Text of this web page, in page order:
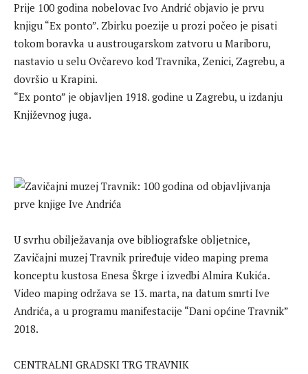
Prije 100 godina nobelovac Ivo Andrić objavio je prvu
knjigu “Ex ponto”. Zbirku poezije u prozi počeo je pisati
tokom boravka u austrougarskom zatvoru u Mariboru,
nastavio u selu Ovčarevo kod Travnika, Zenici, Zagrebu, a
dovršio u Krapini.
“Ex ponto” je objavljen 1918. godine u Zagrebu, u izdanju
Književnog juga.
U svrhu obilježavanja ove bibliografske obljetnice,
Zavičajni muzej Travnik priređuje video maping prema
konceptu kustosa Enesa Škrge i izvedbi Almira Kukića.
Video maping održava se 13. marta, na datum smrti Ive
Andrića, a u programu manifestacije “Dani općine Travnik”
2018.
CENTRALNI GRADSKI TRG TRAVNIK